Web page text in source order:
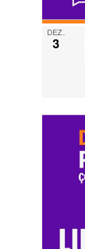
DEZ.
3